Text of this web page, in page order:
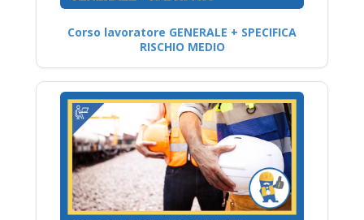
Corso lavoratore GENERALE + SPECIFICA
RISCHIO MEDIO